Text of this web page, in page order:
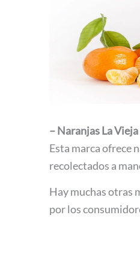
– Naranjas La
Esta marca ofrece
recolectados a
Hay muchas otras
por los